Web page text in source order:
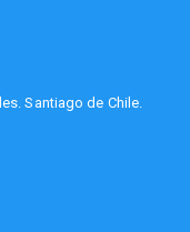
Santiago de Chile.